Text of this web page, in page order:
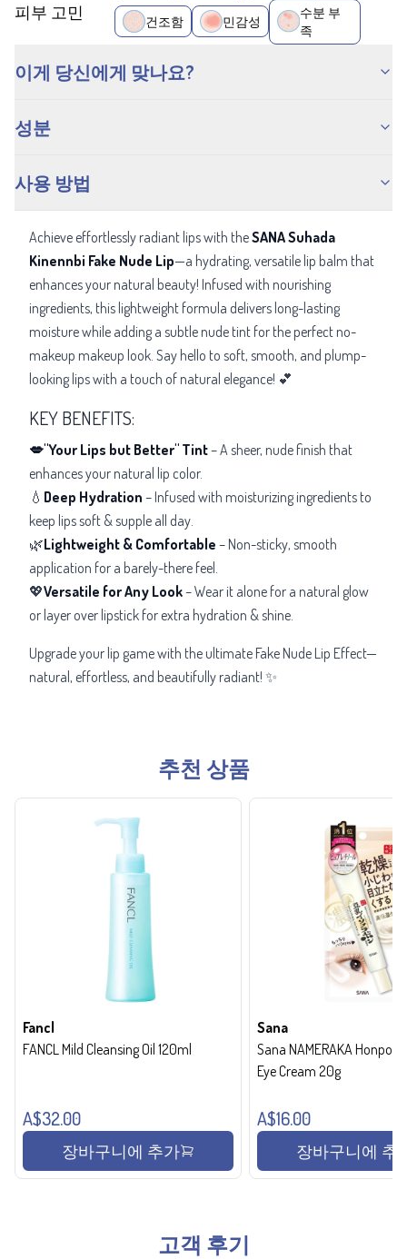
피부 고민 건조함 민감성
수분 부
족
이게 당신에게 맞나요?
성분
사용 방법
Achieve effortlessly radiant lips with theSANA Suhada
Kinennbi Fake Nude Lip—a hydrating, versatile lip balm that
enhances your natural beauty! Infused with nourishing
ingredients, this lightweight formula delivers long-lasting
moisture while adding a subtle nude tint for the perfect no-
makeup makeup look. Say hello to soft, smooth, and plump-
looking lips with a touch of natural elegance! 💕
KEY BENEFITS:
💋"Your Lips but Better" Tint– A sheer, nude finish that
enhances your natural lip color.
💧 Deep Hydration – Infused with moisturizing ingredients to
keep lips soft & supple all day.
🌿Lightweight & Comfortable – Non-sticky, smooth
application for a barely-there feel.
💖Versatile for Any Look– Wear it alone for a natural glow
or layer over lipstick for extra hydration & shine.
Upgrade your lip game with the ultimate Fake Nude Lip Effect—
natural, effortless, and beautifully radiant! ✨
추천 상품
Fancl
FANCL Mild Cleansing Oil 120ml
A$32.00
장바구니에 추가
Sana
Sana NAMERAKA Honpo
Eye Cream 20g
A$16.00
장바구니에 추
고객 후기